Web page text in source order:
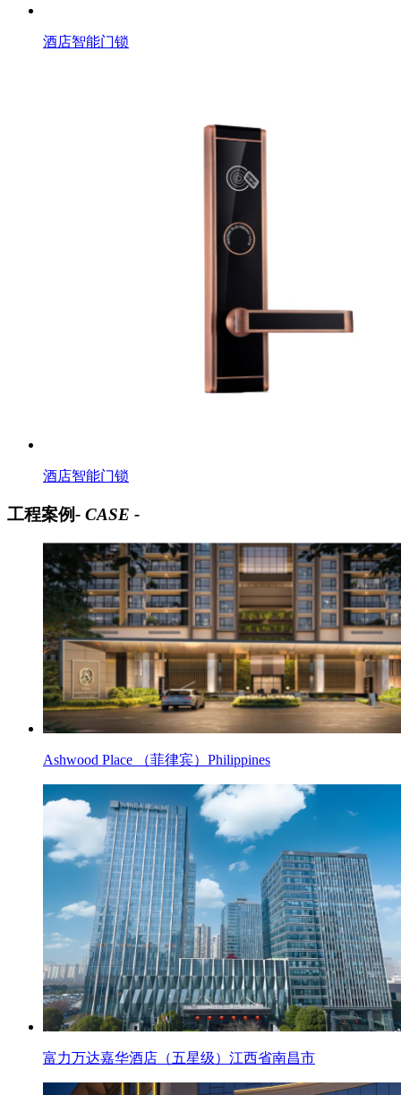
酒店智能门锁
酒店智能门锁
工程案例- CASE -
Ashwood Place （菲律宾）Philippines
富力万达嘉华酒店（五星级）江西省南昌市